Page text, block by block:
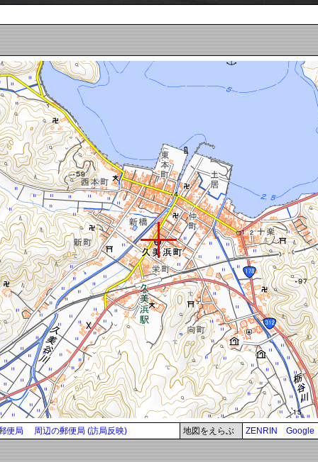
便局 周辺の郵便局 (訪局反映) 地図をえらぶ ZENRIN Google